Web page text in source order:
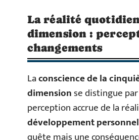
La réalité
dimension :
changements
Laconscience de la
dimensionse distingue
perception accrue de la
développement personnel